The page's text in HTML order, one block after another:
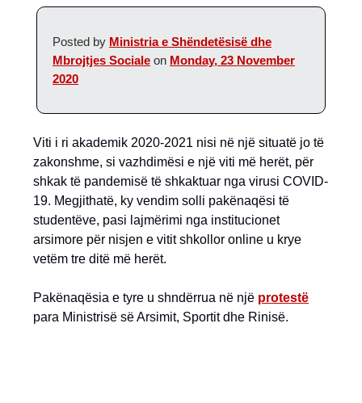
Posted by Ministria e Shëndetësisë dhe
Mbrojtjes Sociale on Monday, 23 November
2020
Viti i ri akademik 2020-2021 nisi në një situatë jo të
zakonshme, si vazhdimësi e një viti më herët, për
shkak të pandemisë të shkaktuar nga virusi COVID-
19. Megjithatë, ky vendim solli pakënaqësi të
studentëve, pasi lajmërimi nga institucionet
arsimore për nisjen e vitit shkollor online u krye
vetëm tre ditë më herët.
Pakënaqësia e tyre u shndërrua në një protestë
para Ministrisë së Arsimit, Sportit dhe Rinisë.